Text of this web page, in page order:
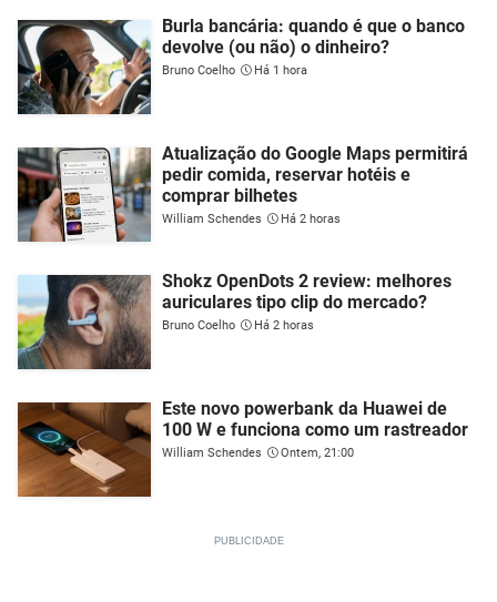
Burla bancária: quando é que o banco
devolve (ou não) o dinheiro?
Bruno Coelho Há 1 hora
Atualização do Google Maps permitirá
pedir comida, reservar hotéis e
comprar bilhetes
William Schendes Há 2 horas
Shokz OpenDots 2 review: melhores
auriculares tipo clip do mercado?
Bruno Coelho Há 2 horas
Este novo powerbank da Huawei de
100 W e funciona como um rastreador
William Schendes Ontem, 21:00